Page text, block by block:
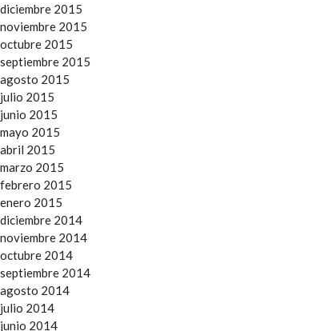
diciembre 2015
noviembre 2015
octubre 2015
septiembre 2015
agosto 2015
julio 2015
junio 2015
mayo 2015
abril 2015
marzo 2015
febrero 2015
enero 2015
diciembre 2014
noviembre 2014
octubre 2014
septiembre 2014
agosto 2014
julio 2014
junio 2014